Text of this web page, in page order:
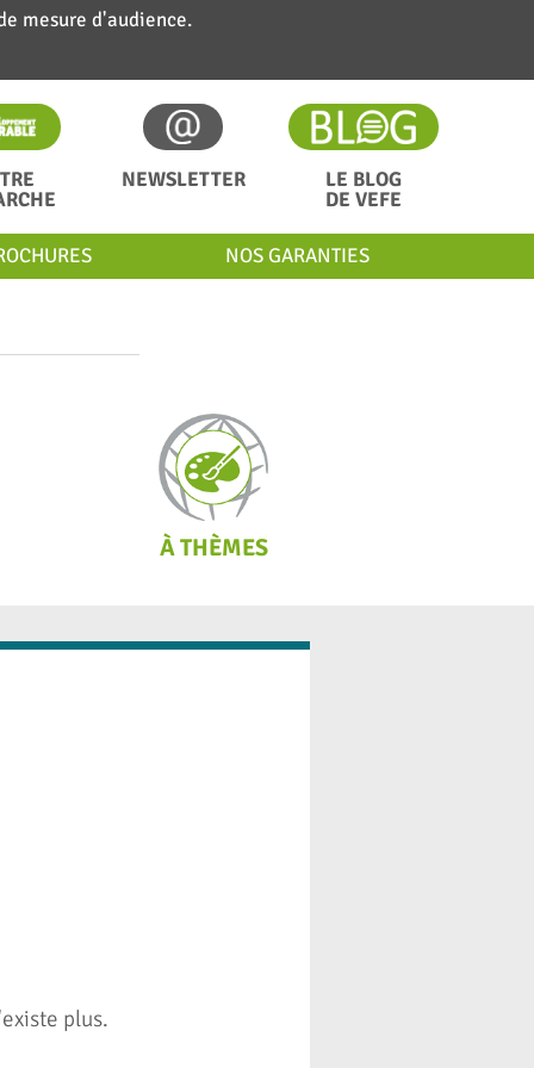
mesure d'audience.
NEWSLETTER
LE BLOG
DE VEFE
NOS GARANTIES
À THÈMES
plus.